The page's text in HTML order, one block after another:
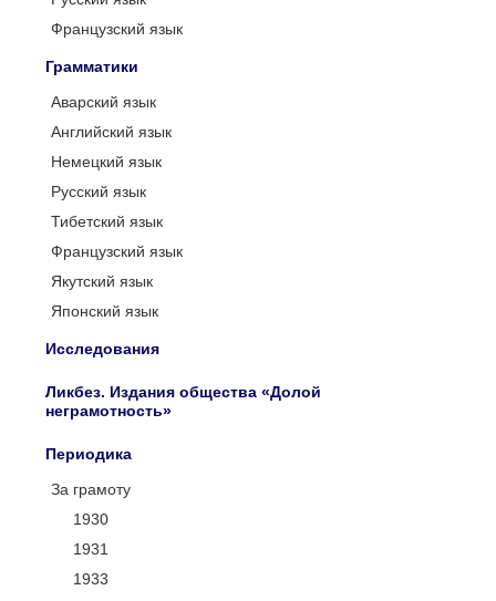
Французский язык
Грамматики
Аварский язык
Английский язык
Немецкий язык
Русский язык
Тибетский язык
Французский язык
Якутский язык
Японский язык
Исследования
Ликбез. Издания общества «Долой
неграмотность»
Периодика
За грамоту
1930
1931
1933